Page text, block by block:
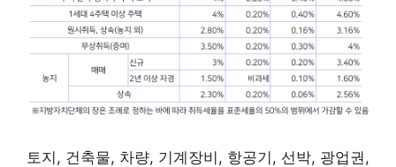
토지, 건축물, 차량, 기계장비, 항공기, 선박, 광업권,